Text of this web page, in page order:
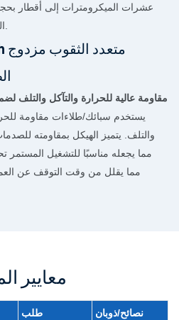
عشرات الميكرومترات إلى أقطار
مقاومة عالية للحرارة والتآكل
يستخدم سبائك/طلاءات مقاومة
والتلف. يتميز الهيكل بمقاومته
مما يجعله مناسبًا للتشغيل
معايير
طلب نصائح/ذوبان